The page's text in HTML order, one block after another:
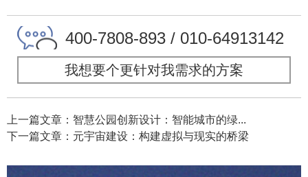
400-7808-893 / 010-64913142
我想要个更针对我需求的方案
上一篇文章：智慧公园创新设计：智能城市的绿...
下一篇文章：元宇宙建设：构建虚拟与现实的桥梁